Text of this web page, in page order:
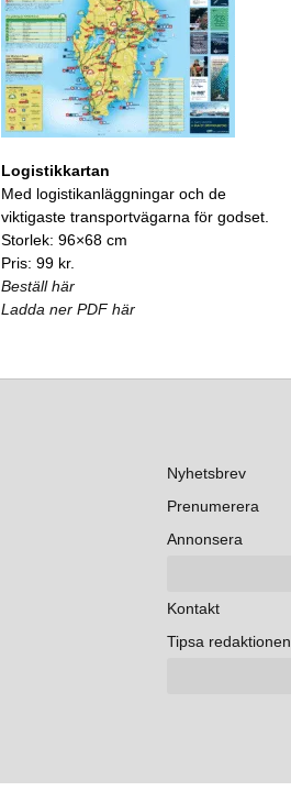
Logistikkartan
Med logistikanläggningar och de
viktigaste transportvägarna för godset.
Storlek: 96×68 cm
Pris: 99 kr.
Beställ här
Ladda ner PDF här
Nyhetsbrev
Prenumerera
Annonsera
Kontakt
Tipsa redaktionen